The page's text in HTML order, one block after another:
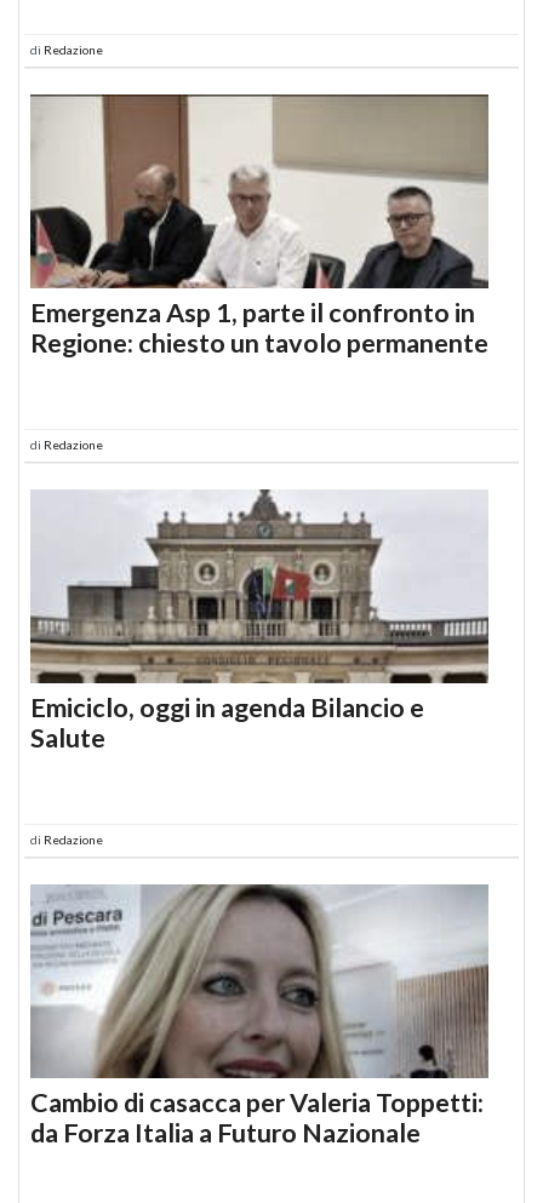
di Redazione
Emergenza Asp 1, parte il confronto in
Regione: chiesto un tavolo permanente
di Redazione
Emiciclo, oggi in agenda Bilancio e
Salute
di Redazione
Cambio di casacca per Valeria Toppetti:
da Forza Italia a Futuro Nazionale